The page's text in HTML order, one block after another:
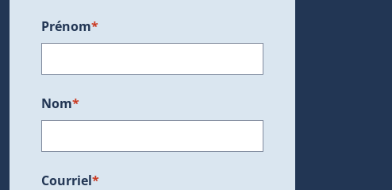
dans une nouvelle fenêtre.)
Prénom*
Nom*
Courriel*